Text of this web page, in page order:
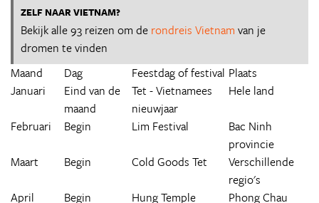
ZELF NAAR VIETNAM?
Bekijk alle 93 reizen om de rondreis Vietnam van je
dromen te vinden
Maand
Dag Feestdag of festival Plaats
Januari
Eind van de
maand
Tet - Vietnamees
nieuwjaar
Hele land
Februari Begin Lim Festival
Bac Ninh
provincie
Maart
Begin Cold Goods Tet
Verschillende
regio's
April
Begin
Hung Temple
Phong Chau